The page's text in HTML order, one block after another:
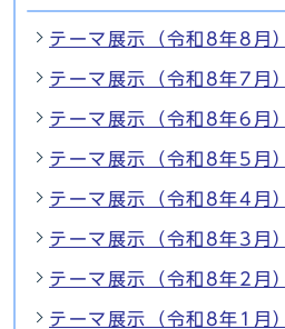
テーマ展示（令和8年8月）
テーマ展示（令和8年7月）
テーマ展示（令和8年6月）
テーマ展示（令和8年5月）
テーマ展示（令和8年4月）
テーマ展示（令和8年3月）
テーマ展示（令和8年2月）
テーマ展示（令和8年1月）